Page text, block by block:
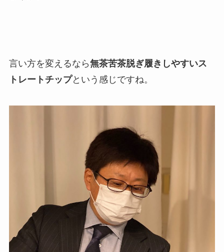
言い方を変えるなら無茶苦茶脱ぎ履きしやすいス
トレートチップという感じですね。